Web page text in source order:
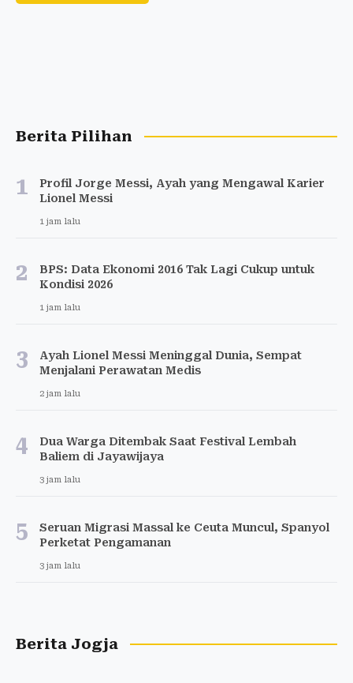
Berita Pilihan
1
Profil Jorge Messi, Ayah yang Mengawal Karier
Lionel Messi
1 jam lalu
2
BPS: Data Ekonomi 2016 Tak Lagi Cukup untuk
Kondisi 2026
1 jam lalu
3
Ayah Lionel Messi Meninggal Dunia, Sempat
Menjalani Perawatan Medis
2 jam lalu
4
Dua Warga Ditembak Saat Festival Lembah
Baliem di Jayawijaya
3 jam lalu
5
Seruan Migrasi Massal ke Ceuta Muncul, Spanyol
Perketat Pengamanan
3 jam lalu
Berita Jogja